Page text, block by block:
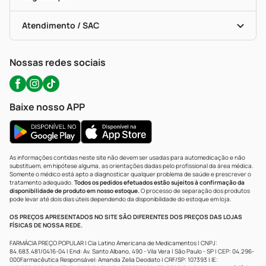
Troca E Devolução
Bulas De A A Z
Políticas De Marketplace
Testes Rápidos
Autoteste Covid-19
Certificado De Segurança
Portal Da Privacidade
Atendimento / SAC
WhatsApp (47) 9202-1687
Nossas redes sociais
Baixe nosso APP
As informações contidas neste site não devem ser usadas para automedicação e não
substituem, em hipótese alguma, as orientações dadas pelo profissional da área médica.
Somente o médico está apto a diagnosticar qualquer problema de saúde e prescrever o
tratamento adequado. Todos os pedidos efetuados estão sujeitos à confirmação da
disponibilidade de produto em nosso estoque.O processo de separação dos produtos
pode levar até dois dias úteis dependendo da disponibilidade do estoque em loja.
OS PREÇOS APRESENTADOS NO SITE SÃO DIFERENTES DOS PREÇOS DAS LOJAS
FÍSICAS DE NOSSA REDE.
FARMÁCIA PREÇO POPULAR | Cia Latino Americana de Medicamentos | CNPJ:
84.683.481/0416-04 | End: Av. Santo Albano, 490 - Vila Vera | São Paulo - SP | CEP: 04.296-
000Farmacêutica Responsável: Amanda Zelia Deodato | CRF/SP: 107393 | IE: